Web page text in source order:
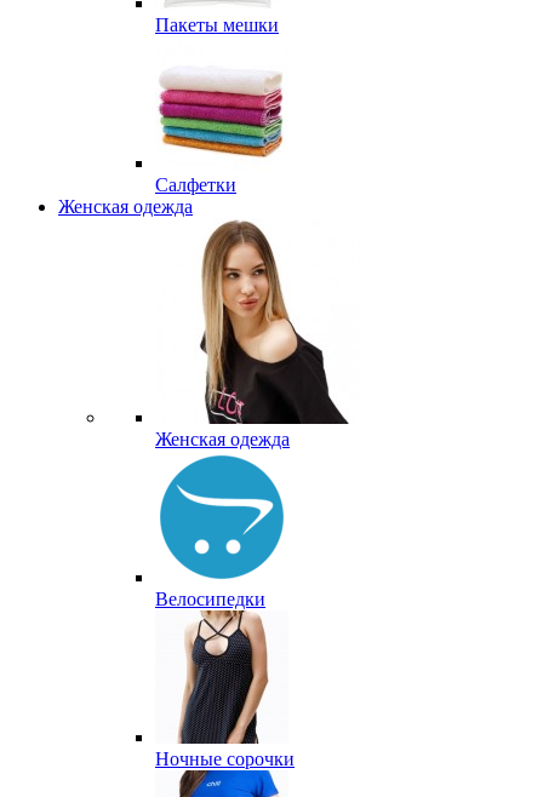
Пакеты мешки
Салфетки
Женская одежда
Женская одежда
Велосипедки
Ночные сорочки